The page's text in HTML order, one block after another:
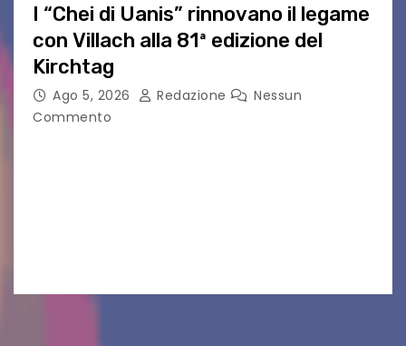
I “Chei di Uanis” rinnovano il legame
con Villach alla 81ª edizione del
Kirchtag
Ago 5, 2026 Redazione
Nessun
Commento